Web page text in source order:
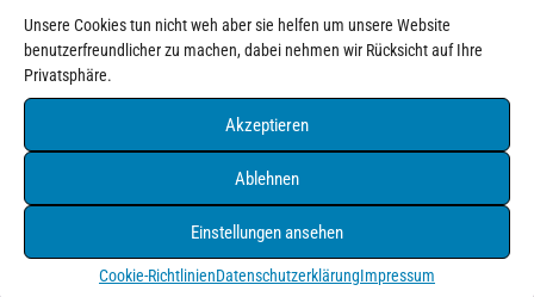
Unsere Cookies tun nicht weh aber sie helfen um unsere Website
benutzerfreundlicher zu machen, dabei nehmen wir Rücksicht auf Ihre
Privatsphäre.
Akzeptieren
Ablehnen
Einstellungen ansehen
Cookie-RichtlinienDatenschutzerklärungImpressum
75175 Pforzheim
Tel. 07231/4550216